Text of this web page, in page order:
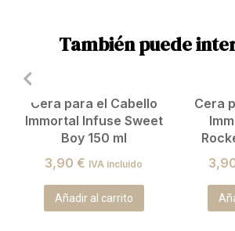
También puede
Cera para el Cabello
Immortal Infuse Sweet
Boy 150 ml
3,90 € IVA incluido
Añadir al carrito
Cera